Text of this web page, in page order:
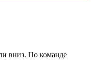
вниз. По команде